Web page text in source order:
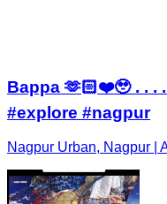
Bappa 🫶🏻❤️🥹 . . .
#explore #nagpur
Nagpur Urban, Nagpur |